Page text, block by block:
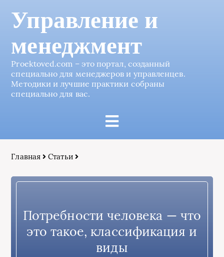
Управление и
менеджмент
Proektoved.com – это портал, созданный
специально для менеджеров и управленцев.
Методики и лучшие практики собраны
специально для вас.
Главная Статьи
Потребности человека — что
это такое, классификация и
виды